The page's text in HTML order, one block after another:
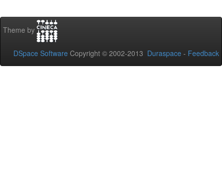
Theme by
DSpace Software Copyright © 2002-2013 Duraspace - Feedback